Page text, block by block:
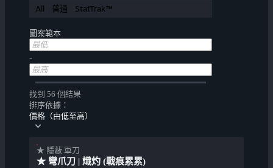
All 普通 StatTrak™
圖案範本
-
找到 56 個結果
排序依據：
價格（由低至高）
★ 隱蔽 軍刀
★ 彎爪刀 | 熾灼 (戰痕累累)